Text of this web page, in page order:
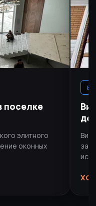
поселке
элитного
оконных